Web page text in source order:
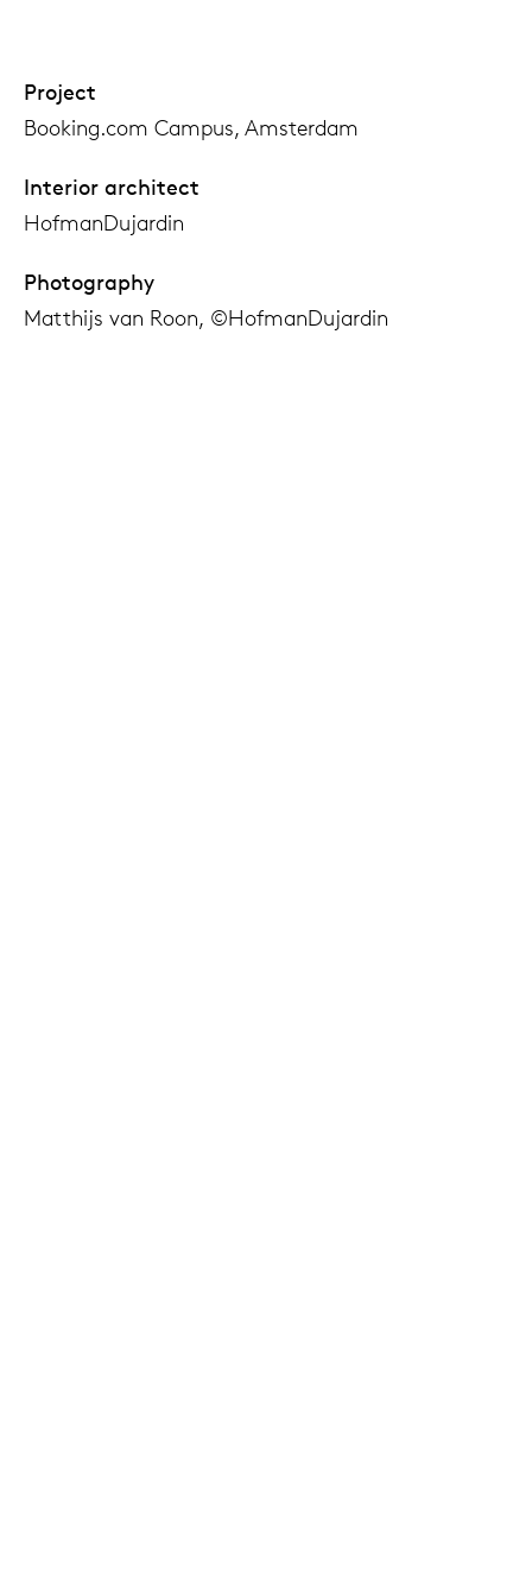
Project
Booking.com Campus, Amsterdam
Interior architect
HofmanDujardin
Photography
Matthijs van Roon, ©HofmanDujardin